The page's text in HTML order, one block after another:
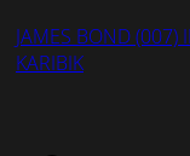
JAMES BOND (007)
KARIBIK